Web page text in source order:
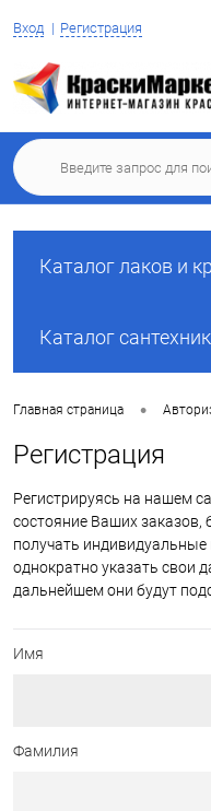
Вход Регистрация
Каталог лаков и
Каталог
Главная страница •
Регистрация
Регистрируясь на нашем
состояние Ваших заказов,
получать
однократно указать свои
дальнейшем они будут
Имя
Фамилия